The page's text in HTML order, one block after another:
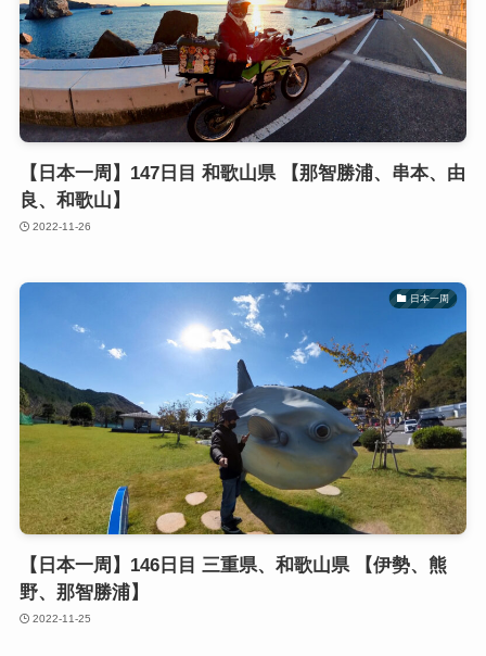
【日本一周】147日目 和歌山県 【那智勝浦、串本、由
良、和歌山】
2022-11-26
日本一周
【日本一周】146日目 三重県、和歌山県 【伊勢、熊
野、那智勝浦】
2022-11-25